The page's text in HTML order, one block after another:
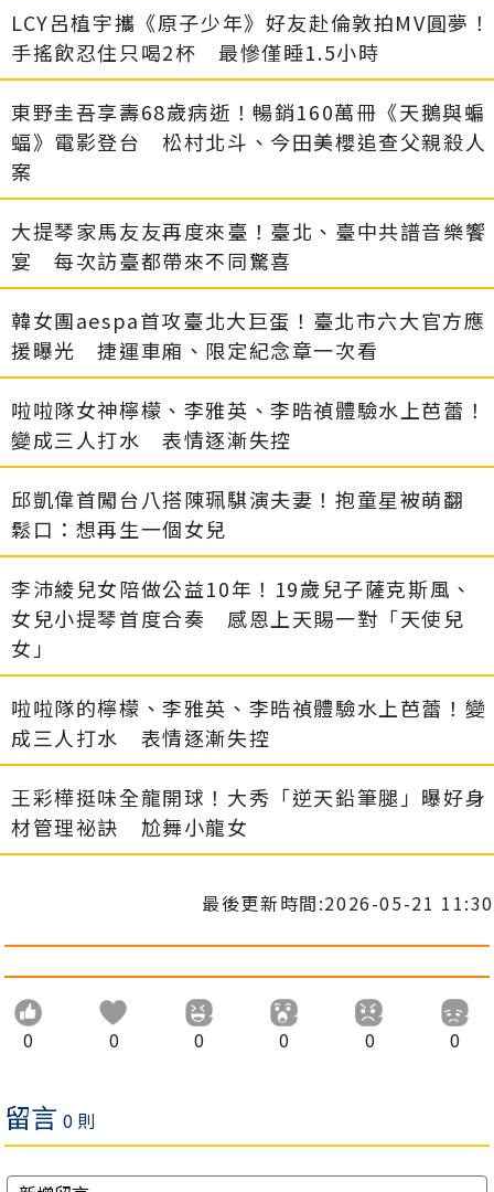
LCY呂植宇攜《原子少年》好友赴倫敦拍MV圓夢！
手搖飲忍住只喝2杯 最慘僅睡1.5小時
東野圭吾享壽68歲病逝！暢銷160萬冊《天鵝與蝙
蝠》電影登台 松村北斗、今田美櫻追查父親殺人
案
大提琴家馬友友再度來臺！臺北、臺中共譜音樂饗
宴 每次訪臺都帶來不同驚喜
韓女團aespa首攻臺北大巨蛋！臺北市六大官方應
援曝光 捷運車廂、限定紀念章一次看
啦啦隊女神檸檬、李雅英、李晧禎體驗水上芭蕾！
變成三人打水 表情逐漸失控
邱凱偉首闖台八搭陳珮騏演夫妻！抱童星被萌翻
鬆口：想再生一個女兒
李沛綾兒女陪做公益10年！19歲兒子薩克斯風、
女兒小提琴首度合奏 感恩上天賜一對「天使兒
女」
啦啦隊的檸檬、李雅英、李晧禎體驗水上芭蕾！變
成三人打水 表情逐漸失控
王彩樺挺味全龍開球！大秀「逆天鉛筆腿」曝好身
材管理祕訣 尬舞小龍女
最後更新時間:2026-05-21 11:30
0 0 0 0 0 0